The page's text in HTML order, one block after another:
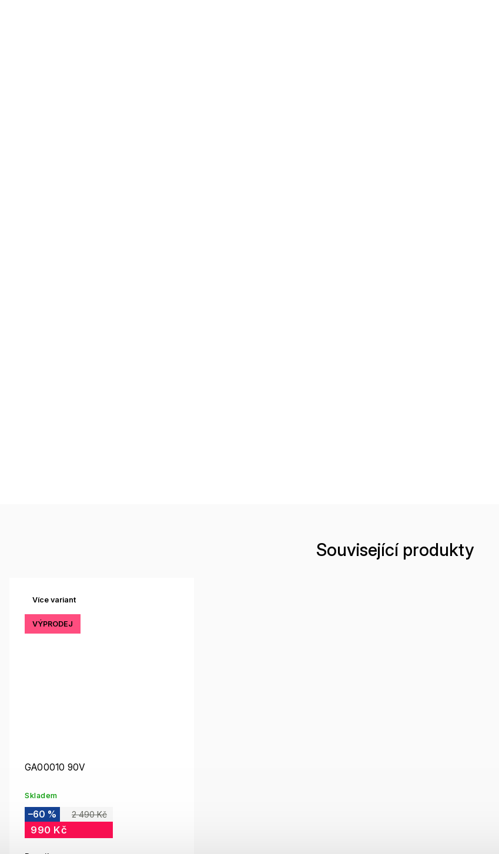
Související produkty
Více variant
VÝPRODEJ
GA00010 90V
Skladem
2 490 Kč
–60 %
990 Kč